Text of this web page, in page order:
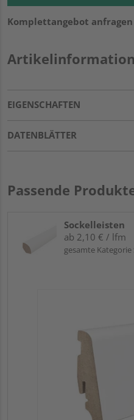
Komplettangebot anfragen
EIGENSCHAFTEN
DATENBLÄTTER
Passende
Sockelleisten
ab 2,10 € / lfm
gesamte